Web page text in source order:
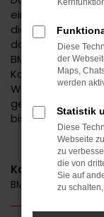
eine faire und
die Vorteile der
dafür, dass Sie
BMW bietet
Weiteren decken
gesamte
bis hin zu
Kategorie
BMW
Diese
der
Maps,
werden
Statistik
Diese
Webseite
zu
die von
Sie auf
zu